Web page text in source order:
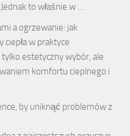
to właśnie w …
a ogrzewanie: jak
w praktyce
estetyczny wybór, ale
komfortu cieplnego i
by uniknąć problemów z